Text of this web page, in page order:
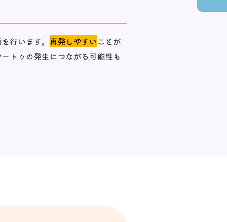
行います。 再発しやすいことが
トゥの発生につながる可能性も